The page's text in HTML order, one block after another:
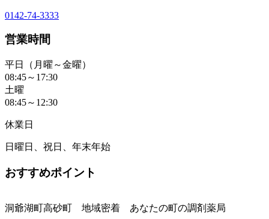
0142-74-3333
営業時間
平日（月曜～金曜）
08:45～17:30
土曜
08:45～12:30
休業日
日曜日、祝日、年末年始
おすすめポイント
洞爺湖町高砂町 地域密着 あなたの町の調剤薬局